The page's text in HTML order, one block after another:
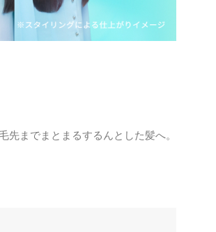
までまとまるするんとした髪へ。